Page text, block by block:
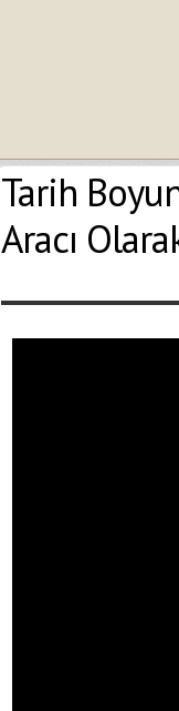
Tarih
Aracı